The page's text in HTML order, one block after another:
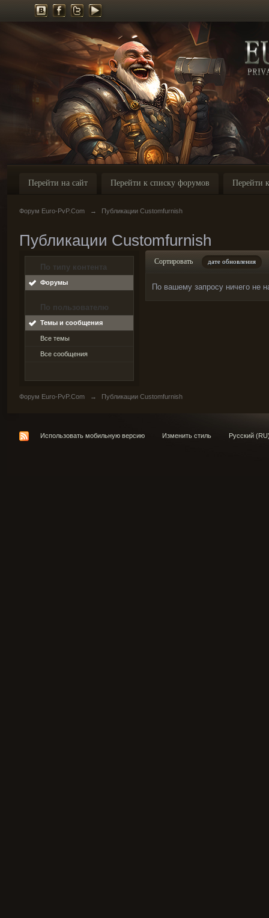
Перейти на сайт Перейти к списку форумов Перейти
Форум Euro-PvP.Com → Публикации Customfurnish
Публикации Customfurnish
По типу контента
Форумы
По пользователю
Темы и сообщения
Все темы
Все сообщения
Сортировать дате обновления
По вашему запросу ничего не
Форум Euro-PvP.Com → Публикации Customfurnish
Использовать мобильную версию Изменить стиль Русский